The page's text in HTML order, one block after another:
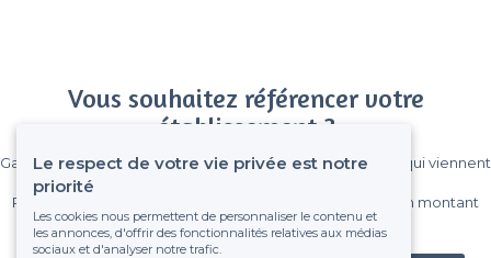
Vous souhaitez référencer votre
établissement ?
Gagnez de nombreux clients parmi le million de visiteurs qui viennent
Pas de commissions et sans engagement, vous payez un montant
fixe sans risque de voir déraper la facture.
Le respect de votre vie privée est notre
priorité
Les cookies nous permettent de personnaliser le contenu et
les annonces, d'offrir des fonctionnalités relatives aux médias
sociaux et d'analyser notre trafic.